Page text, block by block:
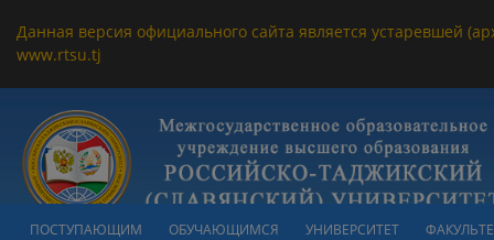
Данная версия официального сайта является устаревшей
www.rtsu.tj
ПОСТУПАЮЩИМ ОБУЧАЮЩИМСЯ УНИВЕРСИТЕТ